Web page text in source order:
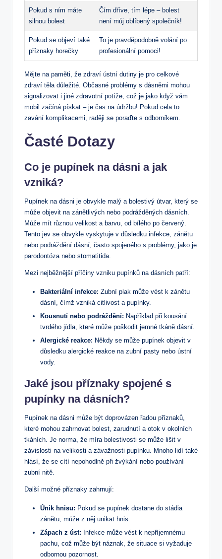
Pokud s ním máte
silnou bolest
Čím dříve, tím lépe – bolest
není můj oblíbený společník!
Pokud se objeví také
příznaky horečky
To je pravděpodobně volání po
profesionální pomoci!
Mějte na paměti, že zdraví ústní dutiny je pro celkové
zdraví těla důležité. Občasné problémy s dásněmi mohou
signalizovat i jiné zdravotní potíže, což je jako když vám
mobil začíná pískat – je čas na údržbu! Pokud cela to
zavání komplikacemi, raději se poraďte s odborníkem.
Časté Dotazy
Co je pupínek na dásni a jak
vzniká?
Pupínek na dásni je obvykle malý a bolestivý útvar, který se
může objevit na zánětlivých nebo podrážděných dásních.
Může mít různou velikost a barvu, od bílého po červený.
Tento jev se obvykle vyskytuje v důsledku infekce, zánětu
nebo podráždění dásní, často spojeného s problémy, jako je
parodontóza nebo stomatitida.
Mezi nejběžnější příčiny vzniku pupínků na dásních patří:
Bakteriální infekce: Zubní plak může vést k zánětu
dásní, čímž vzniká citlivost a pupínky.
Kousnutí nebo podráždění: Například při kousání
tvrdého jídla, které může poškodit jemné tkáně dásní.
Alergické reakce: Někdy se může pupínek objevit v
důsledku alergické reakce na zubní pasty nebo ústní
vody.
Jaké jsou příznaky spojené s
pupínky na dásních?
Pupínek na dásni může být doprovázen řadou příznaků,
které mohou zahrnovat bolest, zarudnutí a otok v okolních
tkáních. Je norma, že míra bolestivosti se může lišit v
závislosti na velikosti a závažnosti pupínku. Mnoho lidí také
hlásí, že se cítí nepohodlně při žvýkání nebo používání
zubní nitě.
Další možné příznaky zahrnují:
Únik hnisu: Pokud se pupínek dostane do stádia
zánětu, může z něj unikat hnis.
Zápach z úst: Infekce může vést k nepříjemnému
pachu, což může být náznak, že situace si vyžaduje
odbornou pozornost.